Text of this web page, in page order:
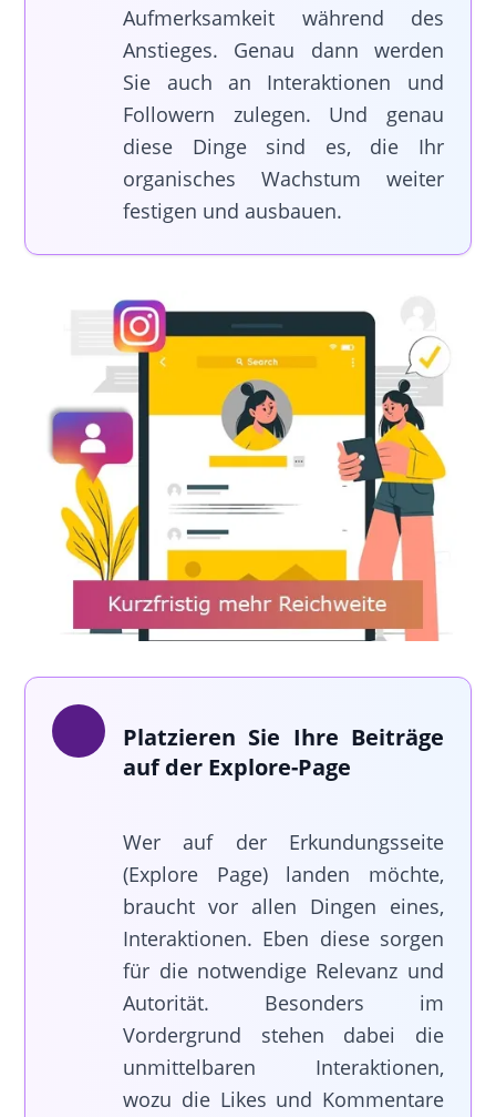
Aufmerksamkeit während des
Anstieges. Genau dann werden
Sie auch an Interaktionen und
Followern zulegen. Und genau
diese Dinge sind es, die Ihr
organisches Wachstum weiter
festigen und ausbauen.
Platzieren Sie Ihre Beiträge
auf der Explore-Page
Wer auf der Erkundungsseite
(Explore Page) landen möchte,
braucht vor allen Dingen eines,
Interaktionen. Eben diese sorgen
für die notwendige Relevanz und
Autorität. Besonders im
Vordergrund stehen dabei die
unmittelbaren Interaktionen,
wozu die Likes und Kommentare